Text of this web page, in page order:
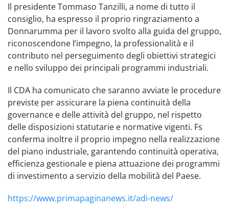
Il presidente Tommaso Tanzilli, a nome di tutto il
consiglio, ha espresso il proprio ringraziamento a
Donnarumma per il lavoro svolto alla guida del gruppo,
riconoscendone l’impegno, la professionalità e il
contributo nel perseguimento degli obiettivi strategici
e nello sviluppo dei principali programmi industriali.
Il CDA ha comunicato che saranno avviate le procedure
previste per assicurare la piena continuità della
governance e delle attività del gruppo, nel rispetto
delle disposizioni statutarie e normative vigenti. Fs
conferma inoltre il proprio impegno nella realizzazione
del piano industriale, garantendo continuità operativa,
efficienza gestionale e piena attuazione dei programmi
di investimento a servizio della mobilità del Paese.
https://www.primapaginanews.it/adi-news/